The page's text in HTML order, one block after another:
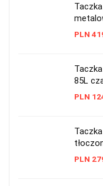
PLN
85L
PLN
PLN